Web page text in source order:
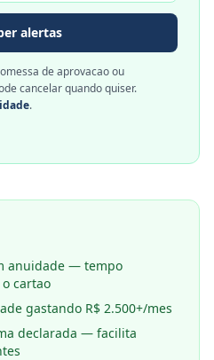
alertas
de aprovacao ou
cancelar quando quiser.
.
anuidade — tempo
cartao
gastando R$ 2.500+/mes
declarada — facilita